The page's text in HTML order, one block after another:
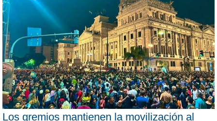
Los gremios mantienen la movilización al